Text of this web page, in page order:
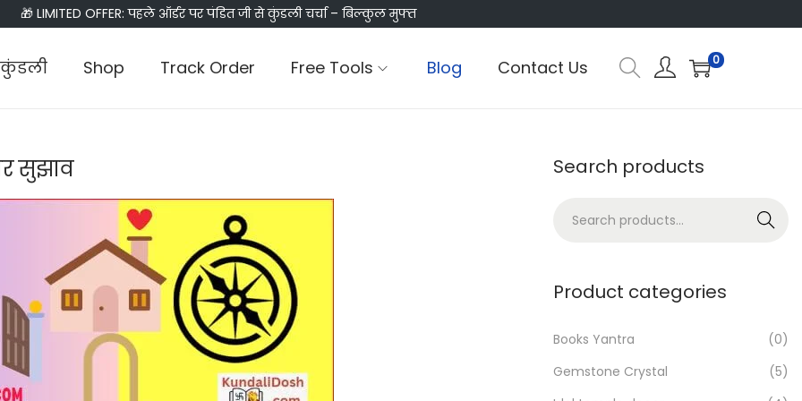
🎁 LIMITED OFFER: पहले ऑर्डर पर पंडित जी से कुंडली चर्चा – बिल्कुल मुफ्त
Shop Track Order Free Tools Blog Contact Us 0
सुझाव Search products
r
h
Search
Product categories
Books Yantra
(0)
Gemstone Crystal
(5)